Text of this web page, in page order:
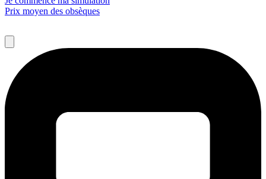
Prix moyen des obsèques